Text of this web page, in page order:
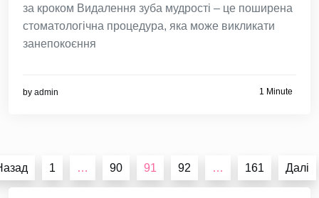
за кроком Видалення зуба мудрості – це поширена
стоматологічна процедура, яка може викликати
занепокоєння
by admin 1 Minute
Пагінація
записів
1 … 90 91 92 … 161 Далі